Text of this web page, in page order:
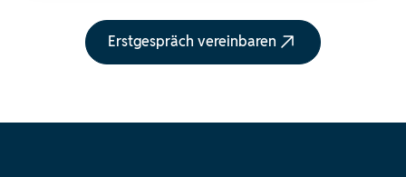
Erstgespräch vereinbaren